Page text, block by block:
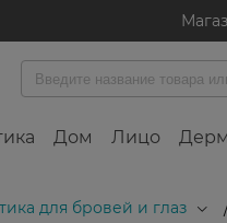
Дом Лицо
для бровей и глаз